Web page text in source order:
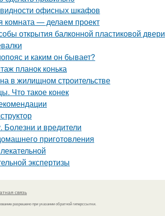
офисных шкафов
комната — делаем проект
открытия балконной пластиковой двери
и каким он бывает?
планок конька
в жилищном строительстве
Что такое конек
Болезни и вредители
приготовления
экспертизы
связь
разрешено при указании обратной гиперссылки.